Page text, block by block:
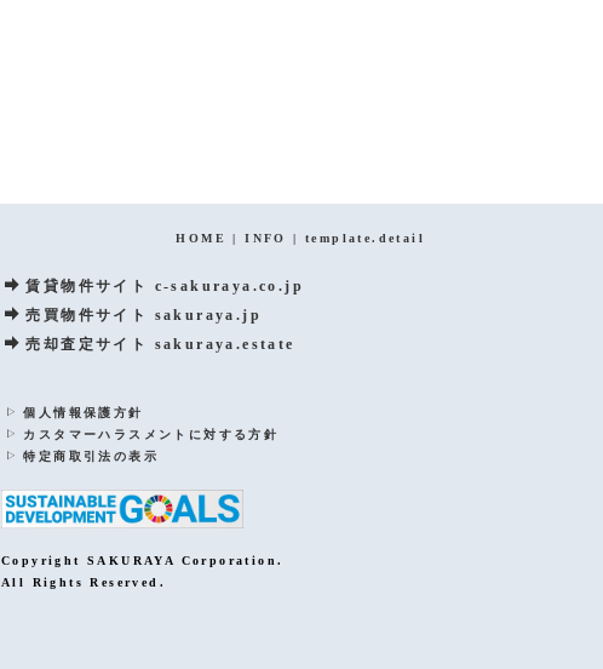
HOME |INFO | template.detail
賃貸物件サイト c-sakuraya.co.jp
売買物件サイト sakuraya.jp
売却査定サイト sakuraya.estate
個人情報保護方針
カスタマーハラスメントに対する方針
特定商取引法の表示
Copyright SAKURAYA Corporation.
All Rights Reserved.